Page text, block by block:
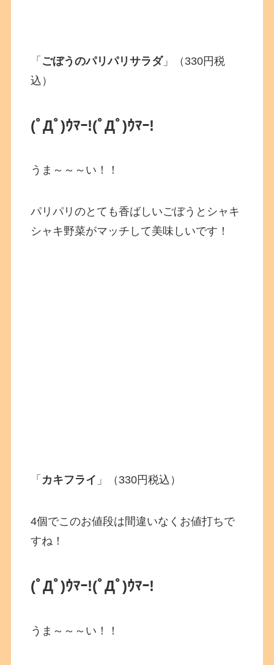
「 ごぼうのパリパリサラダ」（330円税
込）
(ﾟДﾟ)ｳﾏｰ!(ﾟДﾟ)ｳﾏｰ!
うま～～～い！！
パリパリのとても香ばしいごぼうとシャキ
シャキ野菜がマッチして美味しいです！
「 カキフライ 」（330円税込）
4個でこのお値段は間違いなくお値打ちで
すね！
(ﾟДﾟ)ｳﾏｰ!(ﾟДﾟ)ｳﾏｰ!
うま～～～い！！